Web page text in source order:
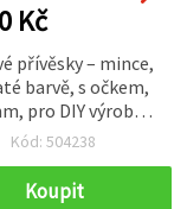
Kč
přívěsky – mince,
barvě, s očkem,
pro DIY výrobu
a dekorací — 50 ks
Kód: 504238
Koupit